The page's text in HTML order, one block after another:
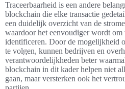
Traceerbaarheid is een andere
blockchain die elke transactie
een duidelijk overzicht van de
waardoor het eenvoudiger wordt om
identificeren. Door de mogelijkheid
te volgen, kunnen bedrijven en
verantwoordelijkheden beter
blockchain in dit kader helpen niet
gaan, maar versterken ook het